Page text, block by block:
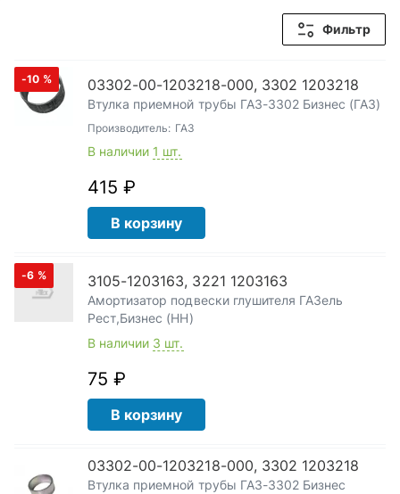
Фильтр
-10 % 03302-00-1203218-000, 3302 1203218
Втулка приемной трубы ГАЗ-3302 Бизнес (ГАЗ)
Производитель: ГАЗ
В наличии 1 шт.
415 ₽
В корзину
-6 % 3105-1203163, 3221 1203163
Амортизатор подвески глушителя ГАЗель
Рест,Бизнес (НН)
В наличии 3 шт.
75 ₽
В корзину
03302-00-1203218-000, 3302 1203218
Втулка приемной трубы ГАЗ-3302 Бизнес